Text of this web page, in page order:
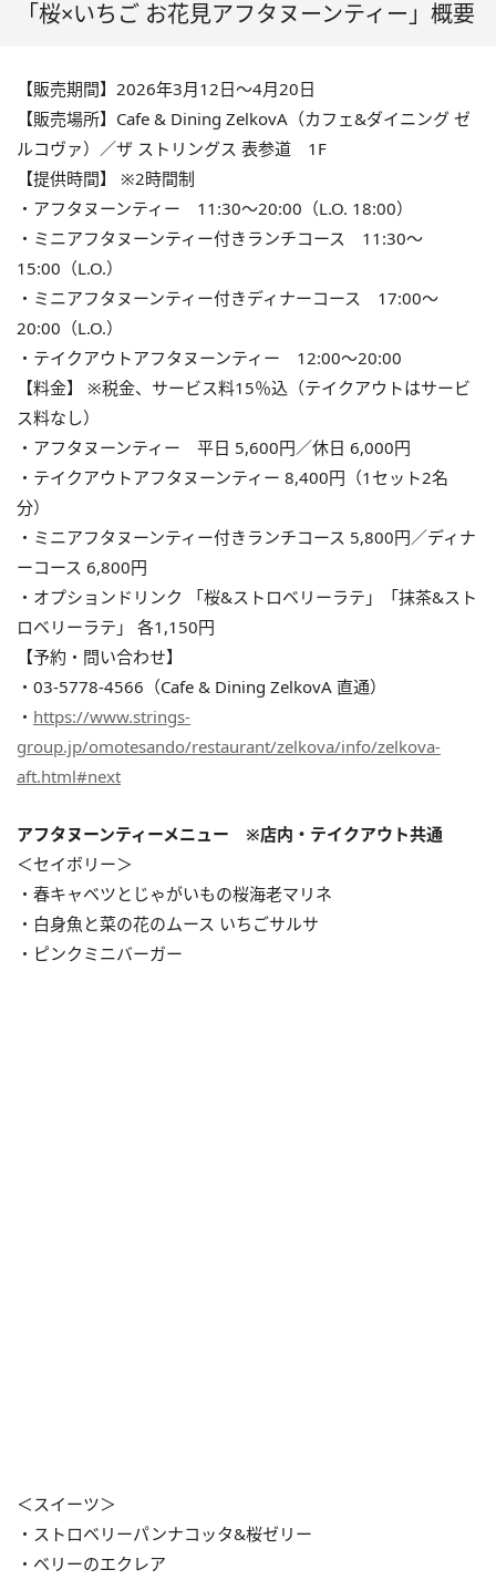
「桜×いちご お花見アフタヌーンティー」概要
【販売期間】2026年3月12日〜4月20日
【販売場所】Cafe & Dining ZelkovA（カフェ&ダイニング ゼ
ルコヴァ）／ザ ストリングス 表参道 1F
【提供時間】 ※2時間制
・アフタヌーンティー 11:30〜20:00（L.O. 18:00）
・ミニアフタヌーンティー付きランチコース 11:30〜
15:00（L.O.）
・ミニアフタヌーンティー付きディナーコース 17:00〜
20:00（L.O.）
・テイクアウトアフタヌーンティー 12:00〜20:00
【料金】 ※税金、サービス料15％込（テイクアウトはサービ
ス料なし）
・アフタヌーンティー 平日 5,600円／休日 6,000円
・テイクアウトアフタヌーンティー 8,400円（1セット2名
分）
・ミニアフタヌーンティー付きランチコース 5,800円／ディナ
ーコース 6,800円
・オプションドリンク 「桜&ストロベリーラテ」「抹茶&スト
ロベリーラテ」 各1,150円
【予約・問い合わせ】
・03-5778-4566（Cafe & Dining ZelkovA 直通）
・ https://www.strings-
group.jp/omotesando/restaurant/zelkova/info/zelkova-
aft.html#next
アフタヌーンティーメニュー ※店内・テイクアウト共通
＜セイボリー＞
・春キャベツとじゃがいもの桜海老マリネ
・白身魚と菜の花のムース いちごサルサ
・ピンクミニバーガー
＜スイーツ＞
・ストロベリーパンナコッタ&桜ゼリー
・ベリーのエクレア